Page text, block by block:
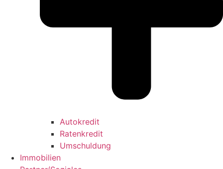
Autokredit
Ratenkredit
Umschuldung
Immobilien